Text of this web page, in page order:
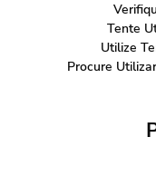
Tente
Utilize
Procure